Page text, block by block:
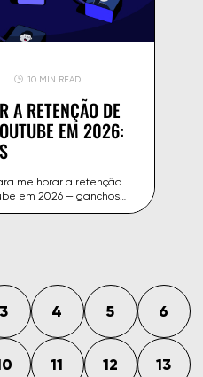
10 MIN READ
A RETENÇÃO DE
EM 2026:
melhorar a retenção
em 2026 — ganchos,
de vídeo e como
3 4 5 6
11 12 13